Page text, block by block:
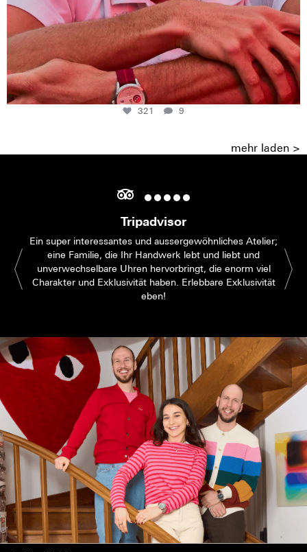
321 9
mehr laden >
Tripadvisor
Ein super interessantes und aussergewöhnliches Atelier;
eine Familie, die Ihr Handwerk lebt und liebt und
unverwechselbare Uhren hervorbringt, die enorm viel
Charakter und Exklusivität haben. Erlebbare Exklusivität
eben!